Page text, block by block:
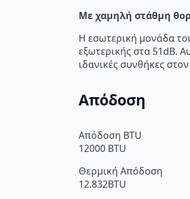
Με χαμηλή στάθμη
Η εσωτερική μονάδα
εξωτερικής στα 51dB.
ιδανικές συνθήκες
Απόδοση
Απόδοση BTU
12000 BTU
Θερμική Απόδοση
12.832BTU